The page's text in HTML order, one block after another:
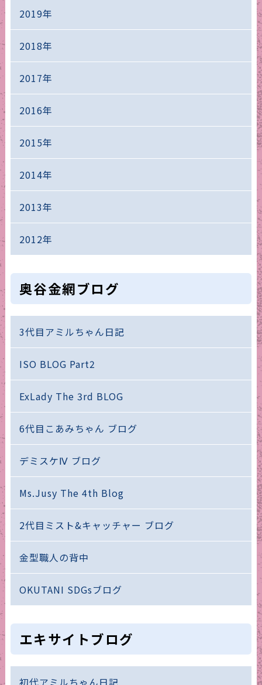
2019年
2018年
2017年
2016年
2015年
2014年
2013年
2012年
奥谷金網ブログ
3代目アミルちゃん日記
ISO BLOG Part2
ExLady The 3rd BLOG
6代目こあみちゃん ブログ
デミスケⅣ ブログ
Ms.Jusy The 4th Blog
2代目ミスト&キャッチャー ブログ
金型職人の背中
OKUTANI SDGsブログ
エキサイトブログ